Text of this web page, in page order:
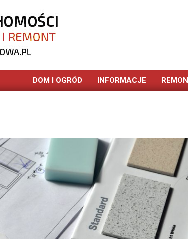
DOM I OGRÓD INFORMACJE